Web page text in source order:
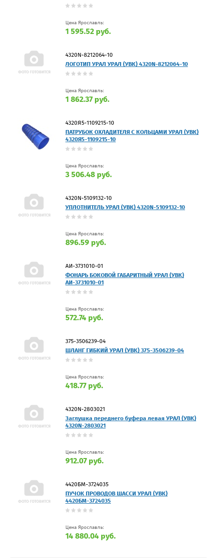
Цена Ярославль:
1 595.52 руб.
4320N-8212064-10
ЛОГОТИП УРАЛ УРАЛ (УВК) 4320N-8212064-10
Цена Ярославль:
1 862.37 руб.
4320Я5-1109215-10
ПАТРУБОК ОХЛАДИТЕЛЯ С КОЛЬЦАМИ УРАЛ (УВК)
4320Я5-1109215-10
Цена Ярославль:
3 506.48 руб.
4320N-5109132-10
УПЛОТНИТЕЛЬ УРАЛ (УВК) 4320N-5109132-10
Цена Ярославль:
896.59 руб.
АИ-3731010-01
ФОНАРЬ БОКОВОЙ ГАБАРИТНЫЙ УРАЛ (УВК)
АИ-3731010-01
Цена Ярославль:
572.74 руб.
375-3506239-04
ШЛАНГ ГИБКИЙ УРАЛ (УВК) 375-3506239-04
Цена Ярославль:
418.77 руб.
4320N-2803021
Заглушка переднего буфера левая УРАЛ (УВК)
4320N-2803021
Цена Ярославль:
912.07 руб.
4420БМ-3724035
ПУЧОК ПРОВОДОВ ШАССИ УРАЛ (УВК)
4420БМ-3724035
Цена Ярославль:
14 880.04 руб.